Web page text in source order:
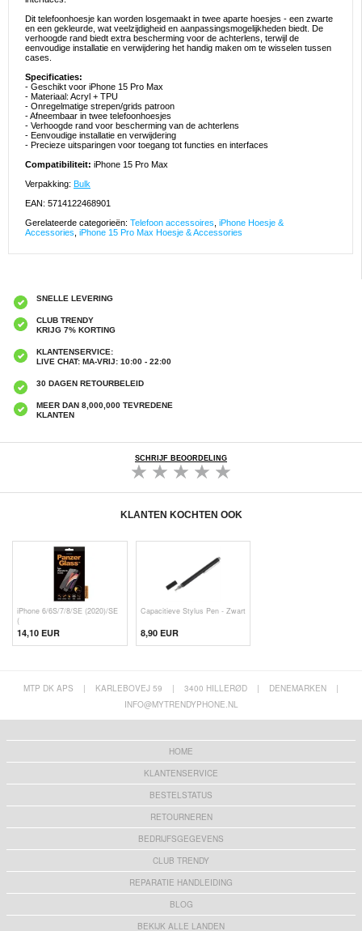
Dit telefoonhoesje kan worden losgemaakt in twee aparte hoesjes - een zwarte
en een gekleurde, wat veelzijdigheid en aanpassingsmogelijkheden biedt. De
verhoogde rand biedt extra bescherming voor de achterlens, terwijl de
eenvoudige installatie en verwijdering het handig maken om te wisselen tussen
cases.
Specificaties:
- Geschikt voor iPhone 15 Pro Max
- Materiaal: Acryl + TPU
- Onregelmatige strepen/grids patroon
- Afneembaar in twee telefoonhoesjes
- Verhoogde rand voor bescherming van de achterlens
- Eenvoudige installatie en verwijdering
- Precieze uitsparingen voor toegang tot functies en interfaces
Compatibiliteit: iPhone 15 Pro Max
Verpakking: Bulk
EAN: 5714122468901
Gerelateerde categorieën: Telefoon accessoires iPhone Hoesje &
Accessories iPhone 15 Pro Max Hoesje & Accessories
SNELLE LEVERING
CLUB TRENDY
KRIJG 7% KORTING
KLANTENSERVICE:
LIVE CHAT: MA-VRIJ: 10:00 - 22:00
30 DAGEN RETOURBELEID
MEER DAN 8,000,000 TEVREDENE
KLANTEN
SCHRIJF BEOORDELING
KLANTEN KOCHTEN OOK
iPhone 6/6S/7/8/SE (2020)/SE
(
14,10 EUR
Capacitieve Stylus Pen - Zwart
8,90 EUR
MTP DK APS | KARLEBOVEJ 59 | 3400 HILLERØD | DENEMARKEN
|
INFO@MYTRENDYPHONE.NL
HOME
KLANTENSERVICE
BESTELSTATUS
RETOURNEREN
BEDRIJFSGEGEVENS
CLUB TRENDY
REPARATIE HANDLEIDING
BLOG
BEKIJK ALLE LANDEN